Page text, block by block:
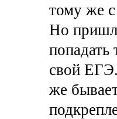
тому же
Но
попадать
свой
же